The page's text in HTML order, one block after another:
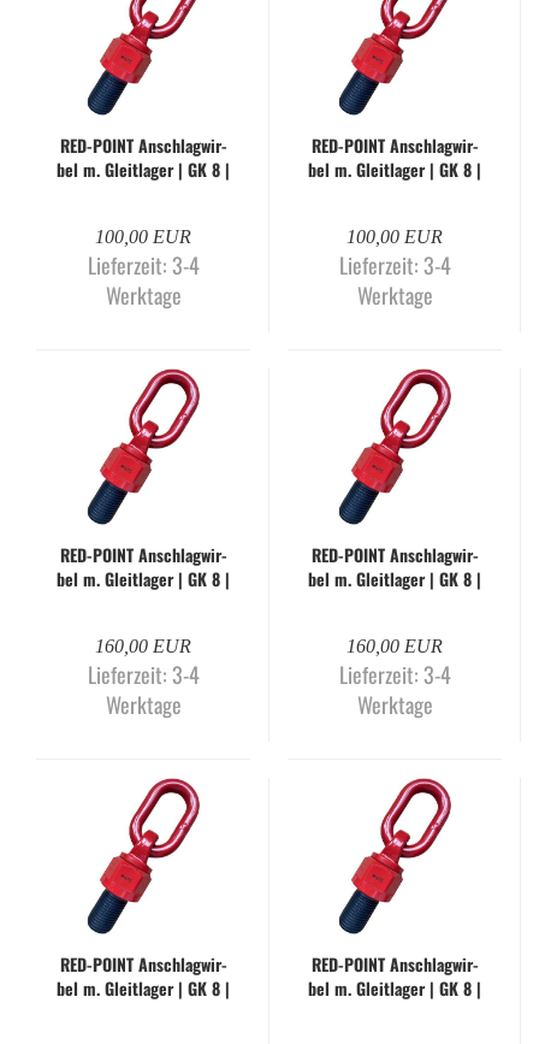
RED-​POINT An­schlag­wir­
bel m. Gleit­la­ger | GK 8 |
100,00 EUR
Lieferzeit:3-4
Werktage
RED-​POINT An­schlag­wir­
bel m. Gleit­la­ger | GK 8 |
100,00 EUR
Lieferzeit:3-4
Werktage
RED-​POINT An­schlag­wir­
bel m. Gleit­la­ger | GK 8 |
160,00 EUR
Lieferzeit:3-4
Werktage
RED-​POINT An­schlag­wir­
bel m. Gleit­la­ger | GK 8 |
160,00 EUR
Lieferzeit:3-4
Werktage
RED-​POINT An­schlag­wir­
bel m. Gleit­la­ger | GK 8 |
RED-​POINT An­schlag­wir­
bel m. Gleit­la­ger | GK 8 |